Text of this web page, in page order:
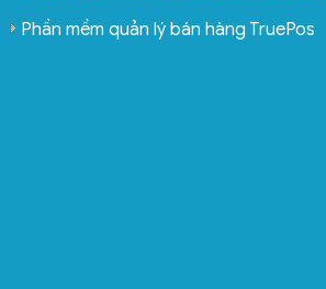
Phần mềm quản lý bán hàng TruePos